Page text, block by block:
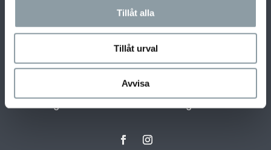
Tillåt alla
Tillåt urval
Avvisa
Vi erbjuder helhetslösningar där vår kunniga och
erfarna personal guidar er genom hela
lösningarna för ert hem eller företag.